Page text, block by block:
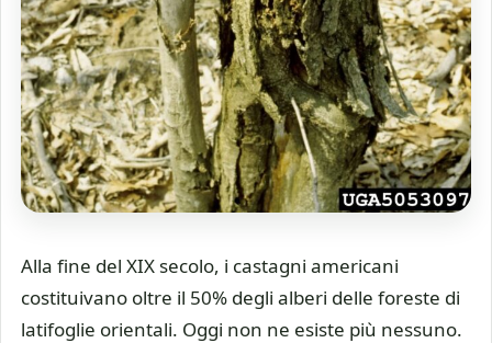
Alla fine del XIX secolo, i castagni americani
costituivano oltre il 50% degli alberi delle foreste di
latifoglie orientali. Oggi non ne esiste più nessuno.